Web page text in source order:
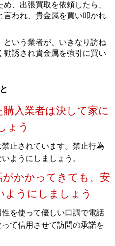
、出張買取を依頼したら、
言われ、貴金属を買い叩かれ
という業者が、いきなり訪ね
勧誘され貴金属を強引に買い
入業者は決して家に
ょう
止されています。禁止行為
ようにしましょう。
かかってきても、安
ようにしましょう
を使って優しい口調で電話
て信用させて訪問の承諾を